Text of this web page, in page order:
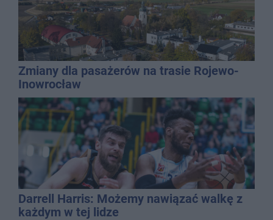
Zmiany dla pasażerów na trasie Rojewo-
Inowrocław
Darrell Harris: Możemy nawiązać walkę z
każdym w tej lidze